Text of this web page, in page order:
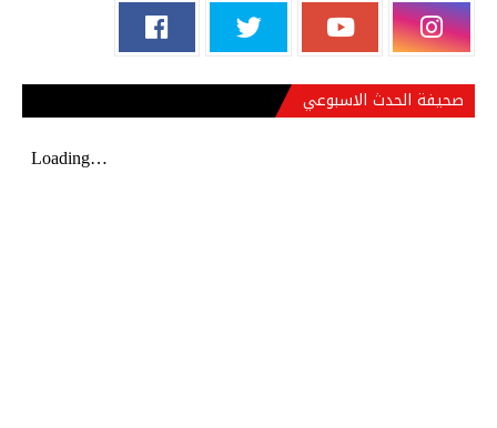
صحيفة الحدث الاسبوعي